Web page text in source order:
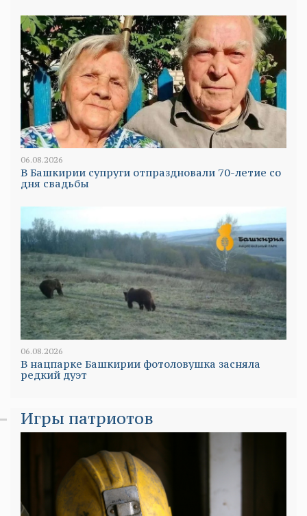
06.08.2026
В Башкирии супруги отпраздновали 70-летие со
дня свадьбы
06.08.2026
В нацпарке Башкирии фотоловушка засняла
редкий дуэт
Игры патриотов